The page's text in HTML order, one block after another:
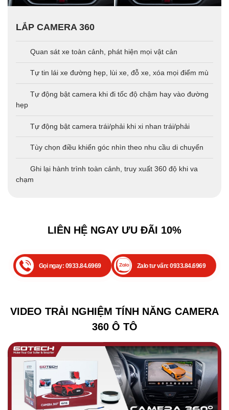
LẮP CAMERA 360
Quan sát xe toàn cảnh, phát hiện mọi vật cản
Tự tin lái xe đường hẹp, lùi xe, đỗ xe, xóa mọi điểm mù
Tự động bật camera khi đi tốc độ chậm hay vào đường
hẹp
Tự động bật camera trái/phải khi xi nhan trái/phải
Tùy chọn điều khiển góc nhìn theo nhu cầu di chuyển
Ghi lại hành trình toàn cảnh, truy xuất 360 độ khi va
chạm
LIÊN HỆ NGAY ƯU ĐÃI 10%
Gọi ngay: 0933.84.6969 Zalo tư vấn: 0933.84.6969
VIDEO TRẢI NGHIỆM TÍNH NĂNG CAMERA
360 Ô TÔ